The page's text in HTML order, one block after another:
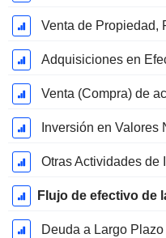
Venta de Propiedad,
Adquisiciones en
Venta (Compra) de
Otras Actividades de
Deuda a Largo Plazo